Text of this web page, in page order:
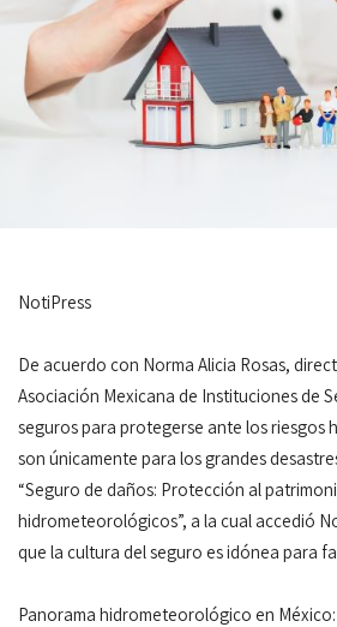
NotiPress
De acuerdo con Norma Alicia Rosas,
Asociación Mexicana de Instituciones de
seguros para protegerse ante los riesgos
son únicamente para los grandes
“Seguro de daños: Protección al
hidrometeorológicos”, a la cual accedió
que la cultura del seguro es idónea para
Panorama hidrometeorológico en